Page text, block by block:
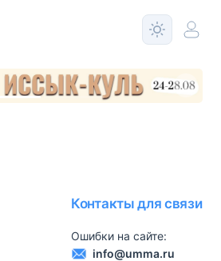
Контакты для связи
Ошибки на сайте:
info@umma.ru